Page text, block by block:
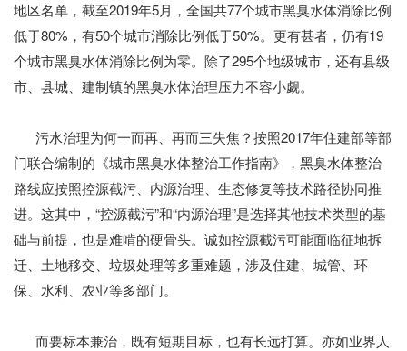
地区名单，截至2019年5月，全国共77个城市黑臭水体消除比例
低于80%，有50个城市消除比例低于50%。更有甚者，仍有19
个城市黑臭水体消除比例为零。除了295个地级城市，还有县级
市、县城、建制镇的黑臭水体治理压力不容小觑。
污水治理为何一而再、再而三失焦？按照2017年住建部等部
门联合编制的《城市黑臭水体整治工作指南》，黑臭水体整治
路线应按照控源截污、内源治理、生态修复等技术路径协同推
进。这其中，“控源截污”和“内源治理”是选择其他技术类型的基
础与前提，也是难啃的硬骨头。诚如控源截污可能面临征地拆
迁、土地移交、垃圾处理等多重难题，涉及住建、城管、环
保、水利、农业等多部门。
而要标本兼治，既有短期目标，也有长远打算。亦如业界人